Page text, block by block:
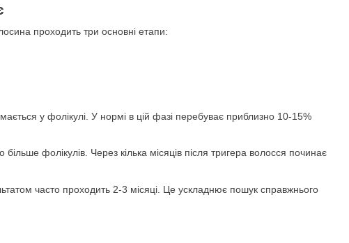
проходить три основні етапи:
у фолікулі. У нормі в цій фазі перебуває приблизно 10-15%
фолікулів. Через кілька місяців після тригера волосся починає
часто проходить 2-3 місяці. Це ускладнює пошук справжнього